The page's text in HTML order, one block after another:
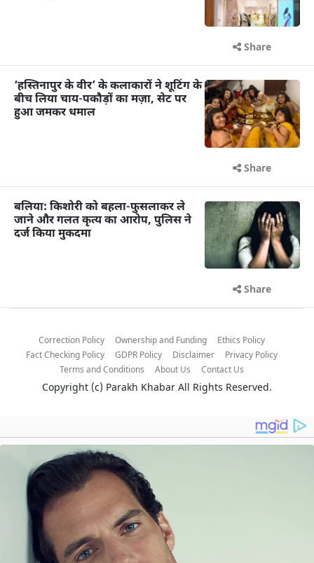
Share
‘हस्तिनापुर के वीर’ के कलाकारों ने शूटिंग के
बीच लिया चाय-पकौड़ों का मज़ा, सेट पर
हुआ जमकर धमाल
Share
बलिया: किशोरी को बहला-फुसलाकर ले
जाने और गलत कृत्य का आरोप, पुलिस ने
दर्ज किया मुकदमा
Share
Correction Policy Ownership and Funding
Ethics Policy
Fact Checking Policy
GDPR Policy Disclaimer
Privacy Policy
Terms and Conditions
About Us Contact Us
Copyright (c) Parakh Khabar All Rights Reserved.